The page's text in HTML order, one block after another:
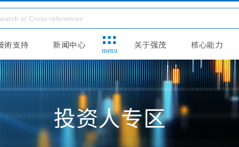
術支持 新闻中心
menu
关于强茂 核心能力
投资人专区